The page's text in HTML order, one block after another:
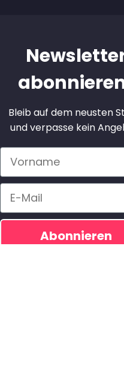
Bleib auf dem neusten
und verpasse kein
Vorname
Email
Abonnieren